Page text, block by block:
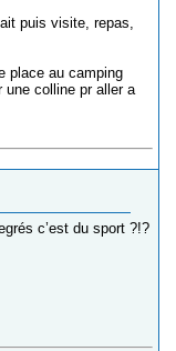
puis visite, repas,
place au camping
une colline pr aller a
c’est du sport ?!?